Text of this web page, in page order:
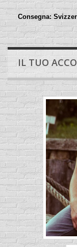
Consegna:
IL TUO